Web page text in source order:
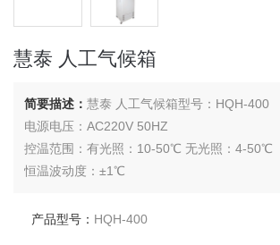
慧泰 人工气候箱
简要描述：慧泰 人工气候箱型号：HQH-400
电源电压：AC220V 50HZ
控温范围：有光照：10-50℃ 无光照：4-50℃
恒温波动度：±1℃
控湿范围：50-90%RH
产品型号： HQH-400